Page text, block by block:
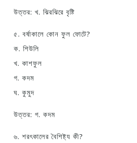
উত্তর: খ. ঝিরঝিরে বৃষ্টি
৫. বর্ষাকালে কোন ফুল ফোটে?
ক. শিউলি
খ. কাশফুল
গ. কদম
ঘ. কুমুদ
উত্তর: গ. কদম
৬. শরৎকালের বৈশিষ্ট্য কী?